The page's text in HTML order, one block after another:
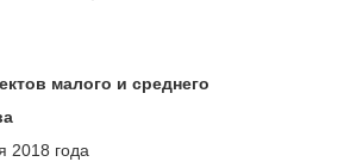
малого и среднего
2018 года